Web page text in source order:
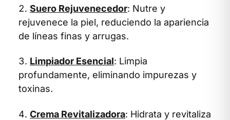
Suero Rejuvenecedor: Nutre y
rejuvenece la piel, reduciendo la apariencia
de líneas finas y arrugas.
Limpiador Esencial: Limpia
profundamente, eliminando impurezas y
toxinas.
Crema Revitalizadora: Hidrata y revitaliza